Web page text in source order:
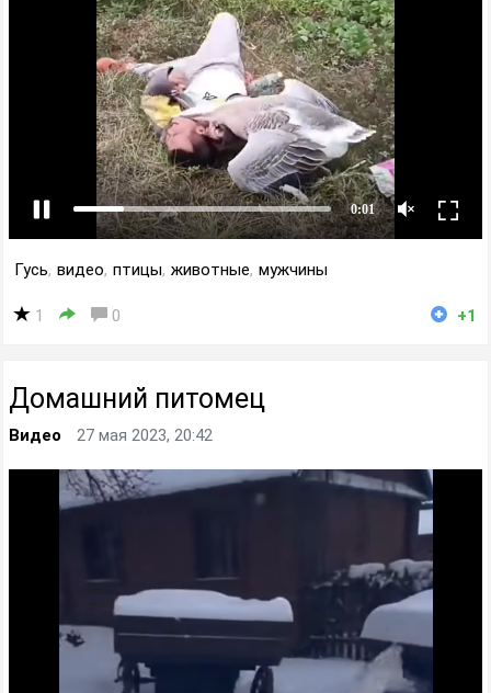
Гусь, видео, птицы, животные, мужчины
1 0 +1
Домашний питомец
Видео 27 мая 2023, 20:42